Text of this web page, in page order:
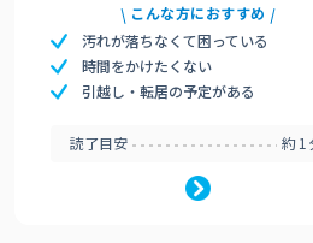
こんな方におすすめ
汚れが落ちなくて困っている
時間をかけたくない
引越し・転居の予定がある
読了目安 約1